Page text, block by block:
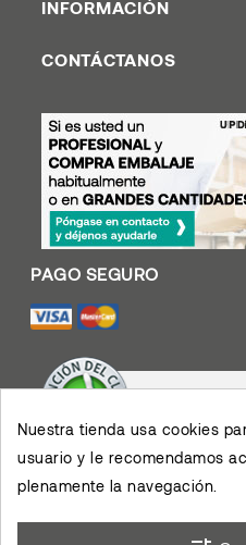
INFORMACIÓN
CONTÁCTANOS
Valoración De Clientes
Muy contento con el
agradezco su eficiencia.
Opinión De
Nuestra tienda usa cookies
usuario y le recomendamos
plenamente la navegación.